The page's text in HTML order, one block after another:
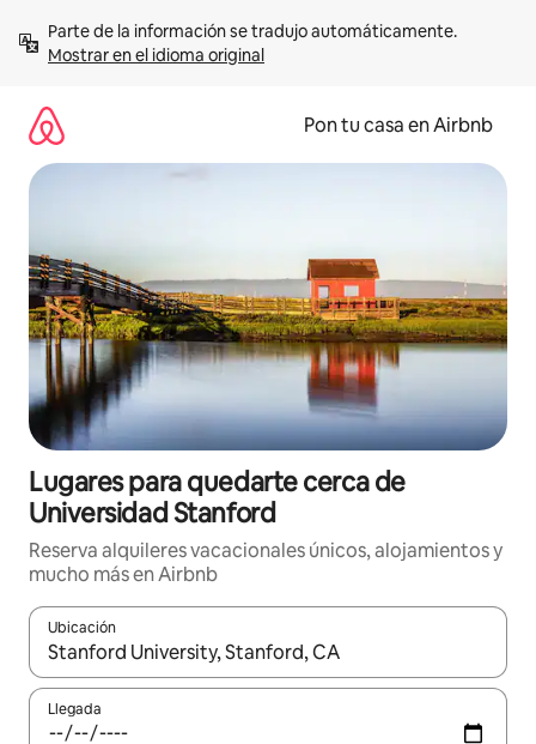
contenidoMostrar en el idioma original
Pon tu casa en Airbnb
Lugares para quedarte cerca de
Universidad Stanford
Reserva alquileres vacacionales únicos, alojamientos y
mucho más en Airbnb
Ubicación
Cuando los resultados estén disponibles, navega con las
Llegada